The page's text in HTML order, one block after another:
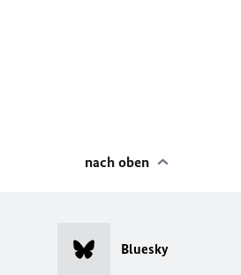
nach oben
Bluesky